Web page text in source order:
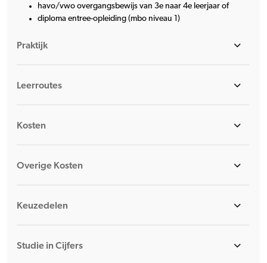
havo/vwo overgangsbewijs van 3e naar 4e leerjaar of
diploma entree-opleiding (mbo niveau 1)
Praktijk
Leerroutes
Kosten
Overige Kosten
Keuzedelen
Studie in Cijfers